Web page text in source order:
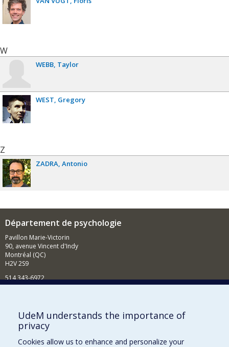
W
WEBB Taylor
WEST Gregory
Z
ZADRA Antonio
Département de psychologie
Pavillon Marie-Victorin
90, avenue Vincent d'Indy
Montréal (QC)
H2V 2S9
514 343-6972
Comment soutenir le Département?
BESOIN D'AIDE?
Plan du site
UdeM understands the importance of
privacy
Cookies allow us to enhance and personalize your